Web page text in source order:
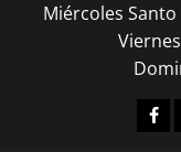
Miércoles Santo